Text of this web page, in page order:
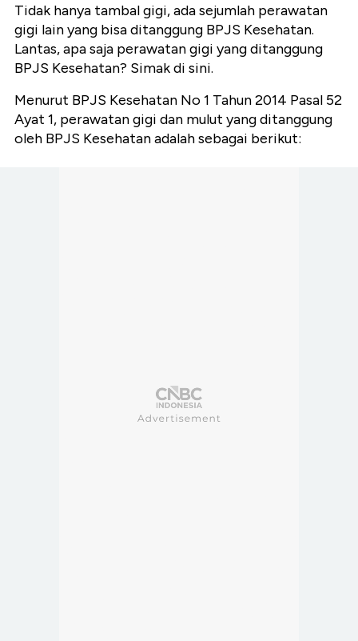
Tidak hanya tambal gigi, ada sejumlah perawatan
gigi lain yang bisa ditanggung BPJS Kesehatan.
Lantas, apa saja perawatan gigi yang ditanggung
BPJS Kesehatan? Simak di sini.
Menurut BPJS Kesehatan No 1 Tahun 2014 Pasal 52
Ayat 1, perawatan gigi dan mulut yang ditanggung
oleh BPJS Kesehatan adalah sebagai berikut: